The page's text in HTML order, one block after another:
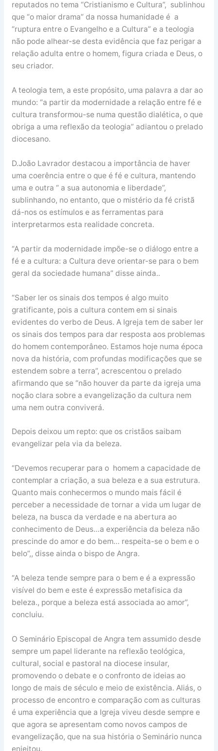
reputados no tema “Cristianismo e Cultura”, sublinhou
que “o maior drama” da nossa humanidade é a
“ruptura entre o Evangelho e a Cultura” e a teologia
não pode alhear-se desta evidência que faz perigar a
relação adulta entre o homem, figura criada e Deus, o
seu criador.
A teologia tem, a este propósito, uma palavra a dar ao
mundo: “a partir da modernidade a relação entre fé e
cultura transformou-se numa questão dialética, o que
obriga a uma reflexão da teologia” adiantou o prelado
diocesano.
D.João Lavrador destacou a importância de haver
uma coerência entre o que é fé e cultura, mantendo
uma e outra “ a sua autonomia e liberdade”,
sublinhando, no entanto, que o mistério da fé cristã
dá-nos os estímulos e as ferramentas para
interpretarmos esta realidade concreta.
“A partir da modernidade impõe-se o diálogo entre a
fé e a cultura: a Cultura deve orientar-se para o bem
geral da sociedade humana” disse ainda..
“Saber ler os sinais dos tempos é algo muito
gratificante, pois a cultura contem em si sinais
evidentes do verbo de Deus. A Igreja tem de saber ler
os sinais dos tempos para dar resposta aos problemas
do homem contemporâneo. Estamos hoje numa época
nova da história, com profundas modificações que se
estendem sobre a terra”, acrescentou o prelado
afirmando que se “não houver da parte da igreja uma
noção clara sobre a evangelização da cultura nem
uma nem outra conviverá.
Depois deixou um repto: que os cristãos saibam
evangelizar pela via da beleza.
“Devemos recuperar para o homem a capacidade de
contemplar a criação, a sua beleza e a sua estrutura.
Quanto mais conhecermos o mundo mais fácil é
perceber a necessidade de tornar a vida um lugar de
beleza, na busca da verdade e na abertura ao
conhecimento de Deus…a experiência da beleza não
prescinde do amor e do bem… respeita-se o bem e o
belo”,, disse ainda o bispo de Angra.
“A beleza tende sempre para o bem e é a expressão
visível do bem e este é expressão metafisica da
beleza., porque a beleza está associada ao amor”,
concluiu.
O Seminário Episcopal de Angra tem assumido desde
sempre um papel liderante na reflexão teológica,
cultural, social e pastoral na diocese insular,
promovendo o debate e o confronto de ideias ao
longo de mais de século e meio de existência. Aliás, o
processo de encontro e comparação com as culturas
é uma experiência que a Igreja viveu desde sempre e
que agora se apresentam como novos campos de
evangelização, que na sua história o Seminário nunca
enjeitou.